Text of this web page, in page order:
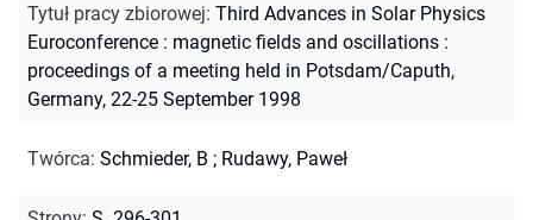
Tytuł pracy zbiorowej: Third Advances in Solar Physics
Euroconference : magnetic fields and oscillations :
proceedings of a meeting held in Potsdam/Caputh,
Germany, 22-25 September 1998
Twórca: Schmieder, B ; Rudawy, Paweł